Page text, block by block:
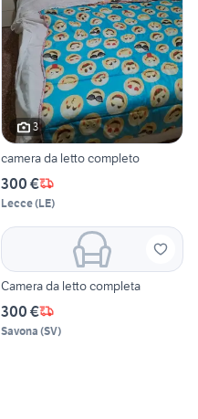
3
camera da letto completo
300 €
Lecce(LE)
Camera da letto completa
300 €
Savona (SV)